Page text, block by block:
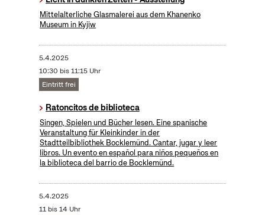
Mittelalterliche Glasmalerei aus dem Khanenko
Museum in Kyjiw
5.4.2025
10:30 bis 11:15 Uhr
Eintritt frei
Ratoncitos de biblioteca
Singen, Spielen und Bücher lesen. Eine spanische
Veranstaltung für Kleinkinder in der
Stadtteilbibliothek Bocklemünd. Cantar, jugar y leer
libros. Un evento en español para niños pequeños en
la biblioteca del barrio de Bocklemünd.
5.4.2025
11 bis 14 Uhr